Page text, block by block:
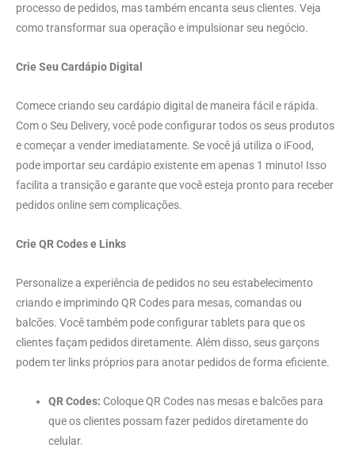
processo de pedidos, mas também encanta seus clientes. Veja
como transformar sua operação e impulsionar seu negócio.
Crie Seu Cardápio Digital
Comece criando seu cardápio digital de maneira fácil e rápida.
Com o Seu Delivery, você pode configurar todos os seus produtos
e começar a vender imediatamente. Se você já utiliza o iFood,
pode importar seu cardápio existente em apenas 1 minuto! Isso
facilita a transição e garante que você esteja pronto para receber
pedidos online sem complicações.
Crie QR Codes e Links
Personalize a experiência de pedidos no seu estabelecimento
criando e imprimindo QR Codes para mesas, comandas ou
balcões. Você também pode configurar tablets para que os
clientes façam pedidos diretamente. Além disso, seus garçons
podem ter links próprios para anotar pedidos de forma eficiente.
QR Codes: Coloque QR Codes nas mesas e balcões para
que os clientes possam fazer pedidos diretamente do
celular.